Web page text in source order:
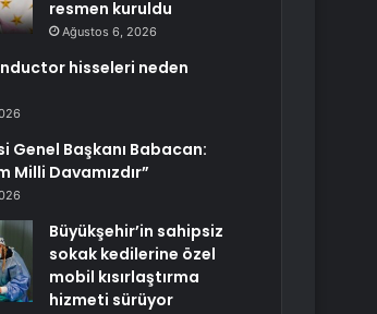
resmen kuruldu
Ağustos 6, 2026
hisseleri neden
Genel Başkanı Babacan:
Milli Davamızdır”
Büyükşehir’in sahipsiz
sokak kedilerine özel
mobil kısırlaştırma
hizmeti sürüyor